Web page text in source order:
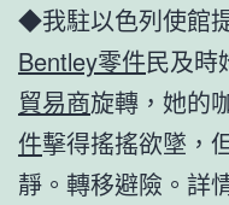
◆我駐以色列使館
Bentley零件民及時
貿易商旋轉，她的
件擊得搖搖欲墜，
靜。轉移避險。詳